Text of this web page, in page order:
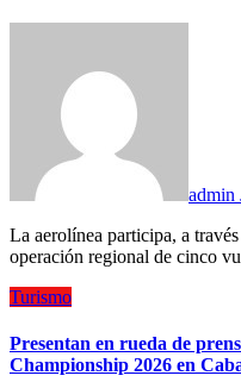
admin
La aerolínea participa, a través de su División de Carga, en una
operación regional de cinco
Turismo
Presentan en rueda de
Championship 2026 en